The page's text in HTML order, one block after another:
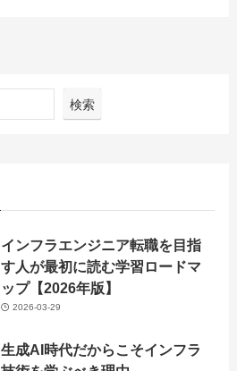
検索
インフラエンジニア転職を目指
す人が最初に読む学習ロードマ
ップ【2026年版】
2026-03-29
生成AI時代だからこそインフラ